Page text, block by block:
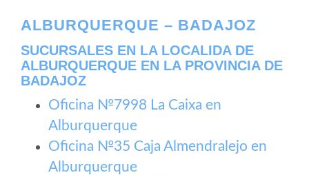
ALBURQUERQUE – BADAJOZ
SUCURSALES EN LA LOCALIDA DE
ALBURQUERQUE EN LA PROVINCIA DE
BADAJOZ
Oficina №7998 La Caixa en
Alburquerque
Oficina №35 Caja Almendralejo en
Alburquerque